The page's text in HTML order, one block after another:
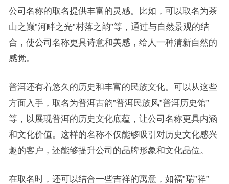
公司名称的取名提供丰富的灵感。比如，可以取名为茶
山之巅”河畔之光”村落之韵”等，通过与自然景观的结
合，使公司名称更具诗意和美感，给人一种清新自然的
感觉。
普洱还有着悠久的历史和丰富的民族文化。可以从这些
方面入手，取名为普洱古韵”普洱民族风”普洱历史馆”
等，以展现普洱的历史文化底蕴，让公司名称更具内涵
和文化价值。这样的名称不仅能够吸引对历史文化感兴
趣的客户，还能够提升公司的品牌形象和文化品位。
在取名时，还可以结合一些吉祥的寓意，如福”瑞”祥”